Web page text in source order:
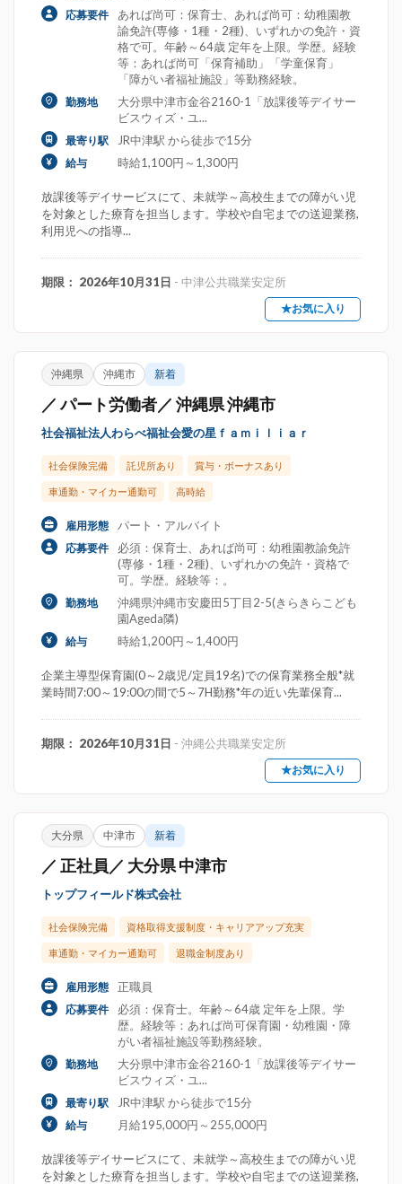
応募要件
あれば尚可：保育士、あれば尚可：幼稚園教
諭免許(専修・1種・2種)、いずれかの免許・資
格で可。年齢～64歳 定年を上限。学歴。経験
等：あれば尚可「保育補助」「学童保育」
「障がい者福祉施設」等勤務経験。
勤務地
大分県中津市金谷2160-1「放課後等デイサー
ビスウィズ・ユ...
最寄り駅 JR中津駅 から徒歩で15分
給与 時給1,100円～1,300円
放課後等デイサービスにて、未就学～高校生までの障がい児
を対象とした療育を担当します。学校や自宅までの送迎業務,
利用児への指導...
期限： 2026年10月31日 - 中津公共職業安定所
★お気に入り
沖縄県 沖縄市 新着
／ パート労働者／ 沖縄県 沖縄市
社会福祉法人わらべ福祉会愛の星ｆａｍｉｌｉａｒ
社会保険完備 託児所あり 賞与・ボーナスあり
車通勤・マイカー通勤可 高時給
雇用形態 パート・アルバイト
応募要件
必須：保育士、あれば尚可：幼稚園教諭免許
(専修・1種・2種)、いずれかの免許・資格で
可。学歴。経験等：。
勤務地
沖縄県沖縄市安慶田5丁目2-5(きらきらこども
園Ageda隣)
給与 時給1,200円～1,400円
企業主導型保育園(0～2歳児/定員19名)での保育業務全般*就
業時間7:00～19:00の間で5～7H勤務*年の近い先輩保育...
期限： 2026年10月31日 - 沖縄公共職業安定所
★お気に入り
大分県 中津市 新着
／ 正社員／ 大分県 中津市
トップフィールド株式会社
社会保険完備 資格取得支援制度・キャリアアップ充実
車通勤・マイカー通勤可 退職金制度あり
雇用形態 正職員
応募要件
必須：保育士。年齢～64歳 定年を上限。学
歴。経験等：あれば尚可保育園・幼稚園・障
がい者福祉施設等勤務経験。
勤務地
大分県中津市金谷2160-1「放課後等デイサー
ビスウィズ・ユ...
最寄り駅 JR中津駅 から徒歩で15分
給与 月給195,000円～255,000円
放課後等デイサービスにて、未就学～高校生までの障がい児
を対象とした療育を担当します。学校や自宅までの送迎業務,